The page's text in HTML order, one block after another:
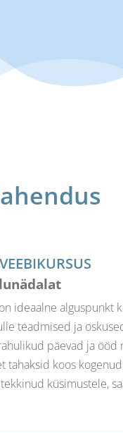
ideaalne alguspunkt
teadmised ja
päevad ja ööd
tahaksid koos
küsimustele,